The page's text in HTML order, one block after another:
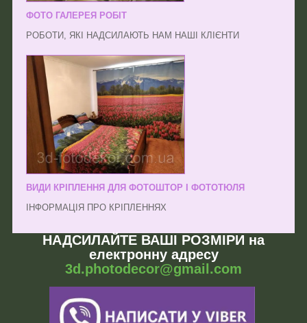
ФОТО ГАЛЕРЕЯ РОБІТ
РОБОТИ, ЯКІ НАДСИЛАЮТЬ НАМ НАШІ КЛІЄНТИ
ВИДИ КРІПЛЕННЯ ДЛЯ ФОТОШТОР І ФОТОТЮЛЯ
ІНФОРМАЦІЯ ПРО КРІПЛЕННЯХ
НАДСИЛАЙТЕ ВАШІ РОЗМІРИ на
електронну адресу
3d.photodecor@gmail.com